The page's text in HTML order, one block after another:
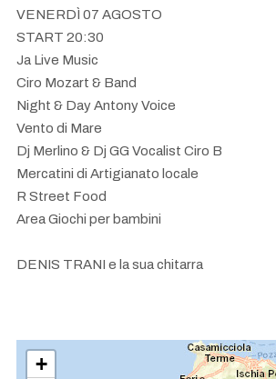
VENERDÌ 07 AGOSTO
START 20:30
Ja Live Music
Ciro Mozart & Band
Night & Day Antony Voice
Vento di Mare
Dj Merlino & Dj GG Vocalist Ciro B
Mercatini di Artigianato locale
R Street Food
Area Giochi per bambini
DENIS TRANI e la sua chitarra
+